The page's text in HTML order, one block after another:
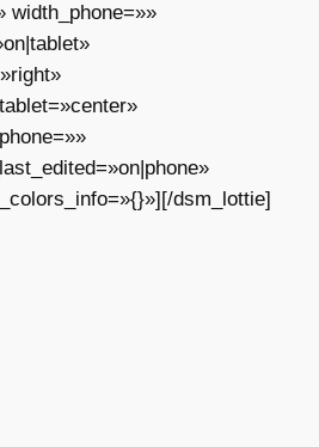
width_phone=»»
dsm_lottie]